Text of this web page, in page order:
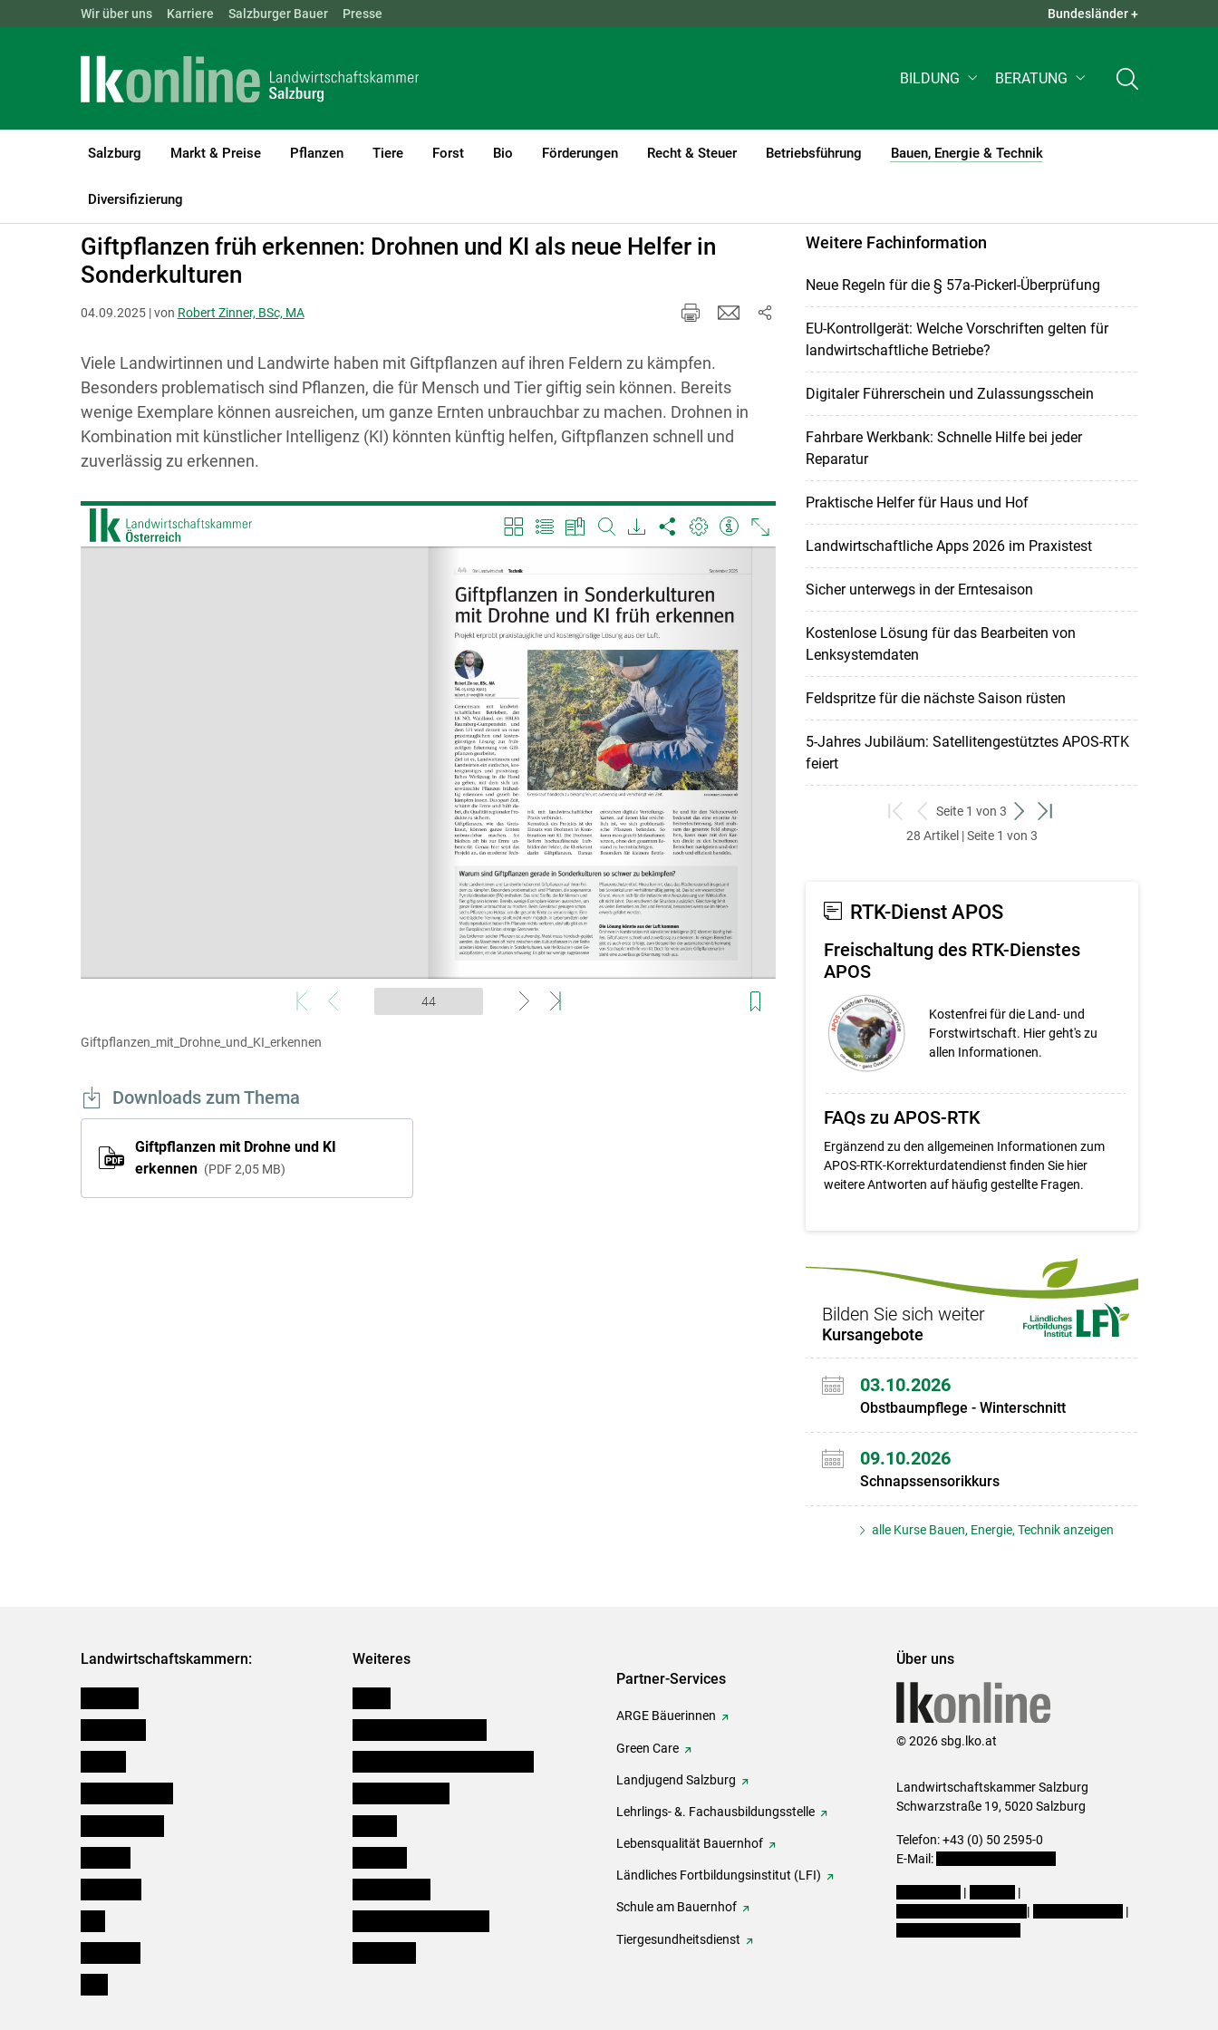
Skip to main content
Landwirtschaftskammern: ÖSTERREICH BGLD KTN QUICK LINKS +
Wir über uns Karriere Salzburger Bauer Presse Bundesländer +
BILDUNG BERATUNG
Salzburg Markt & Preise Pflanzen Tiere Forst Bio Förderungen Recht & Steuer Betriebsführung Bauen, Energie & Technik
(current)1
Diversifizierung
LK Salzburg Bauen, Energie & Technik
Giftpflanzen früh erkennen: Drohnen und KI als neue Helfer in
Sonderkulturen
04.09.2025 | von Robert Zinner, BSc, MA
Viele Landwirtinnen und Landwirte haben mit Giftpflanzen auf ihren Feldern zu kämpfen.
Besonders problematisch sind Pflanzen, die für Mensch und Tier giftig sein können. Bereits
wenige Exemplare können ausreichen, um ganze Ernten unbrauchbar zu machen. Drohnen in
Kombination mit künstlicher Intelligenz (KI) könnten künftig helfen, Giftpflanzen schnell und
zuverlässig zu erkennen.
Giftpflanzen_mit_Drohne_und_KI_erkennen
Downloads zum Thema
Giftpflanzen mit Drohne und KI
erkennen
PDF 2,05 MB
Weitere Fachinformation
Neue Regeln für die § 57a-Pickerl-Überprüfung
EU-Kontrollgerät: Welche Vorschriften gelten für
landwirtschaftliche Betriebe?
Digitaler Führerschein und Zulassungsschein
Fahrbare Werkbank: Schnelle Hilfe bei jeder
Reparatur
Praktische Helfer für Haus und Hof
Landwirtschaftliche Apps 2026 im Praxistest
Sicher unterwegs in der Erntesaison
Kostenlose Lösung für das Bearbeiten von
Lenksystemdaten
Feldspritze für die nächste Saison rüsten
5-Jahres Jubiläum: Satellitengestütztes APOS-RTK
feiert
zum
ersten
zurück
zum
Seite 1 von 3
weiter
zum
zum
28 Artikel | Seite 1 von 3
RTK-Dienst APOS
Freischaltung des RTK-Dienstes
APOS
Kostenfrei für die Land- und
Forstwirtschaft. Hier geht's zu
allen Informationen.
FAQs zu APOS-RTK
Ergänzend zu den allgemeinen Informationen zum
APOS-RTK-Korrekturdatendienst finden Sie hier
weitere Antworten auf häufig gestellte Fragen.
Bilden Sie sich weiter
Kursangebote
03.10.2026
Obstbaumpflege - Winterschnitt
09.10.2026
Schnapssensorikkurs
alle Kurse Bauen, Energie, Technik anzeigen
Landwirtschaftskammern: Weiteres
Partner-Services
ARGE Bäuerinnen
Green Care
Landjugend Salzburg
Lehrlings- &. Fachausbildungsstelle
Lebensqualität Bauernhof
Ländliches Fortbildungsinstitut (LFI)
Schule am Bauernhof
Tiergesundheitsdienst
Über uns
© 2026 sbg.lko.at
Landwirtschaftskammer Salzburg
Schwarzstraße 19, 5020 Salzburg
Telefon: +43 (0) 50 2595-0
E-Mail:
|
|
|
|